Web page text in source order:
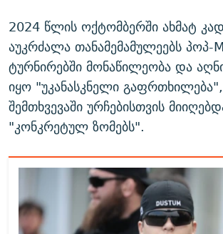
2024 წლის ოქტომბერში ახმატ
აუკრძალა თანამემამულეებს
ტურნირებში მონაწილეობა და
იყო "უკანასკნელი
შემთხვევაში ურჩებისთვის
"კონკრეტულ ზომებს".